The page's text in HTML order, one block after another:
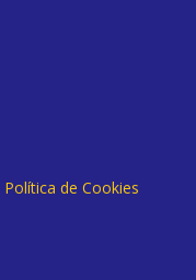
Política de Cookies